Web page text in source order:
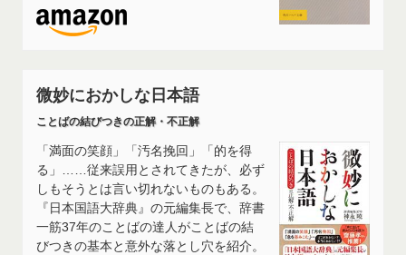
微妙におかしな日本語
ことばの結びつきの正解・不正解
「満面の笑顔」「汚名挽回」「的を得
る」……従来誤用とされてきたが、必ず
しもそうとは言い切れないものもある。
『日本国語大辞典』の元編集長で、辞書
一筋37年のことばの達人がことばの結
びつきの基本と意外な落とし穴を紹介。